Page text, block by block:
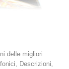
delle migliori
Descrizioni,